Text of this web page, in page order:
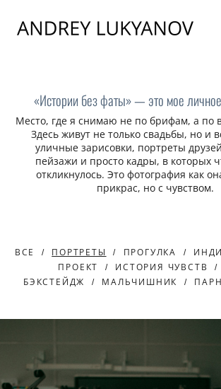
«Истории без фаты» — это мое личное
Место, где я снимаю не по брифам, а по
Здесь живут не только свадьбы, но и
уличные зарисовки, портреты
пейзажи и просто кадры, в которых
откликнулось. Это фотография как
прикрас, но с чувством.
ВСЕ ПОРТРЕТЫ ПРОГУЛКА
ПРОЕКТ
ИСТОРИЯ ЧУВСТВ
БЭКСТЕЙДЖ
МАЛЬЧИШНИК